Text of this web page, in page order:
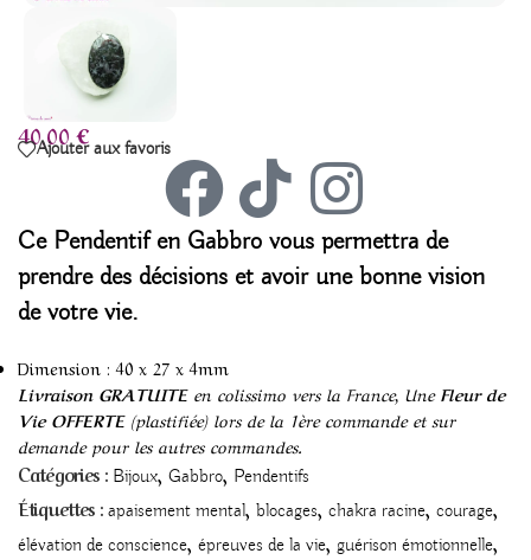
40,00€
Ajouter aux favoris
Ce Pendentif en Gabbro vous permettra de
prendre des décisions et avoir une bonne vision
de votre vie.
Dimension : 40 x 27 x 4mm
Livraison GRATUITEen colissimo vers la France, Une Fleur de
Vie OFFERTE (plastifiée) lors de la 1ère commande et sur
demande pour les autres commandes.
Catégories : Bijoux, Gabbro, Pendentifs
Étiquettes : apaisement mental, blocages, chakra racine, courage,
élévation de conscience, épreuves de la vie, guérison émotionnelle,